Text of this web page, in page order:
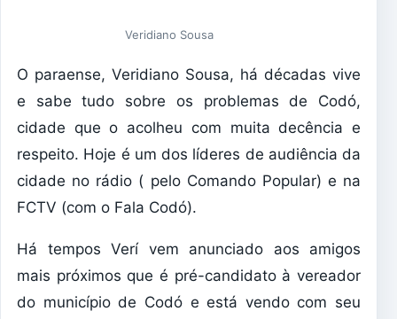
Veridiano Sousa
O paraense, Veridiano Sousa, há décadas vive
e sabe tudo sobre os problemas de Codó,
cidade que o acolheu com muita decência e
respeito. Hoje é um dos líderes de audiência da
cidade no rádio ( pelo Comando Popular) e na
FCTV (com o Fala Codó).
Há tempos Verí vem anunciado aos amigos
mais próximos que é pré-candidato à vereador
do município de Codó e está vendo com seu